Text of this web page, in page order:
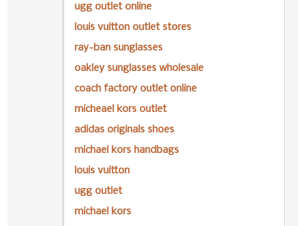
ugg outlet online
louis vuitton outlet stores
ray-ban sunglasses
oakley sunglasses wholesale
coach factory outlet online
micheael kors outlet
adidas originals shoes
michael kors handbags
louis vuitton
ugg outlet
michael kors